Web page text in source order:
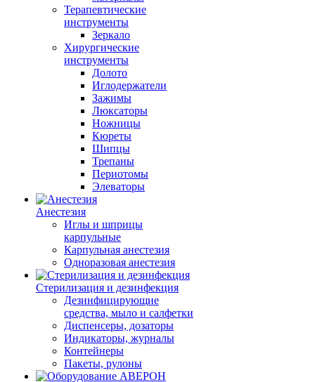
Терапевтические
инструменты
Зеркало
Хирургические
инструменты
Долото
Иглодержатели
Зажимы
Люксаторы
Ножницы
Кюреты
Шипцы
Трепаны
Периотомы
Элеваторы
Анестезия
Иглы и шприцы
карпульные
Карпульная анестезия
Одноразовая анестезия
Стерилизация и дезинфекция
Дезинфицирующие
средства, мыло и салфетки
Диспенсеры, дозаторы
Индикаторы, журналы
Контейнеры
Пакеты, рулоны